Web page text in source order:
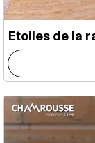
Etoiles de la